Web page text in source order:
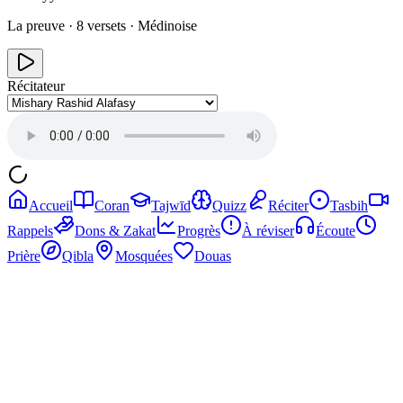
La preuve · 8 versets · Médinoise
Récitateur
Accueil Coran Tajwīd Quizz Réciter
Tasbih
Rappels
Dons & Zakat Progrès À réviser
Écoute
Prière
Qibla Mosquées Douas